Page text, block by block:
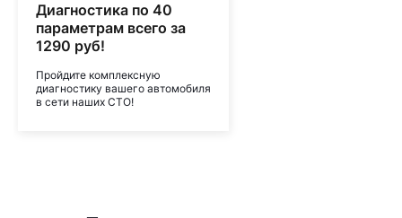
Диагностика по 40
параметрам всего за
1290 руб!
Пройдите комплексную
диагностику вашего автомобиля
в сети наших СТО!